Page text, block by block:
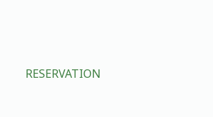
RESERVATION